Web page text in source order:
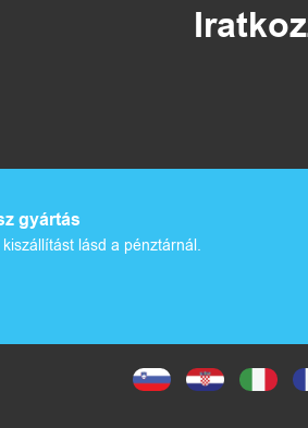
gyártás
lásd a pénztárnál.